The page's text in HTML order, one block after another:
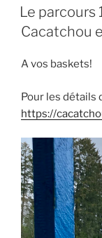
LE
Le parcours
Cacatchou
A vos baskets!
Pour les détails
https://